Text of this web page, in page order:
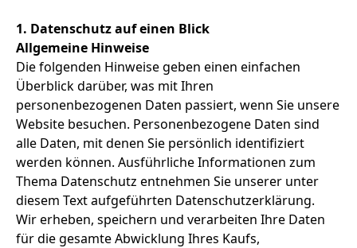
1. Datenschutz auf einen Blick
Allgemeine Hinweise
Die folgenden Hinweise geben einen einfachen
Überblick darüber, was mit Ihren
personenbezogenen Daten passiert, wenn Sie unsere
Website besuchen. Personenbezogene Daten sind
alle Daten, mit denen Sie persönlich identifiziert
werden können. Ausführliche Informationen zum
Thema Datenschutz entnehmen Sie unserer unter
diesem Text aufgeführten Datenschutzerklärung.
Wir erheben, speichern und verarbeiten Ihre Daten
für die gesamte Abwicklung Ihres Kaufs,